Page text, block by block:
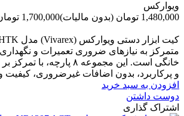
ویوارکس
1,480,000 تومان
(بدون مالیات)1,700,000 تومان
متمرکز به نیازهای ضروری تعمیرات و
خانگی است. این مجموعه ۸
و پرکاربرد، بدون اضافات غیرضروری، کیفیت
افزودن به سبد خرید
دوست داشتن
اشتراک گذاری